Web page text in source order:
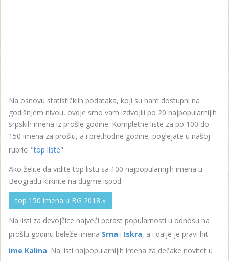
Na osnovu statističkiih podataka, koji su nam dostupni na
godišnjem nivou, ovdje smo vam izdvojili po 20 najpopularnijih
srpskih imena iz prošle godine. Kompletne liste za po 100 do
150 imena za prošlu, a i prethodne godine, poglejate u našoj
rubrici "top liste"
Ako želite da vidite top listu sa 100 najpopularnijih imena u
Beogradu kliknite na dugme ispod:
top 150 imena u BG 2018 »
Na listi za devojčice najveći porast popularnosti u odnosu na
prošlu godinu beleže imena Srna i Iskra, a i dalje je pravi hit
ime Kalina. Na listi najpopularnijih imena za dečake novitet u